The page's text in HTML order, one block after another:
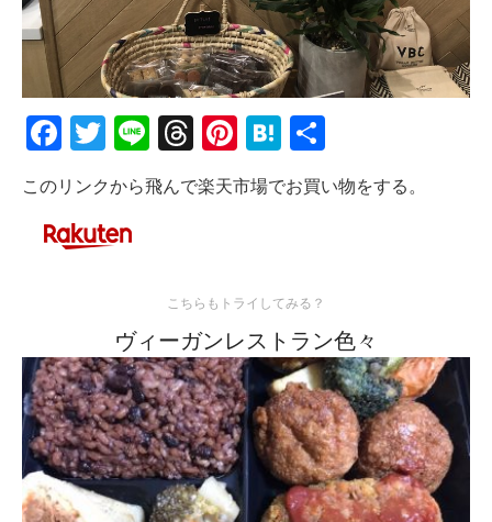
Facebook
Twitter
LineThreads
Pinterest
Hatena
有
このリンクから飛んで楽天市場でお買い物をする。
こちらもトライしてみる？
ヴィーガンレストラン色々